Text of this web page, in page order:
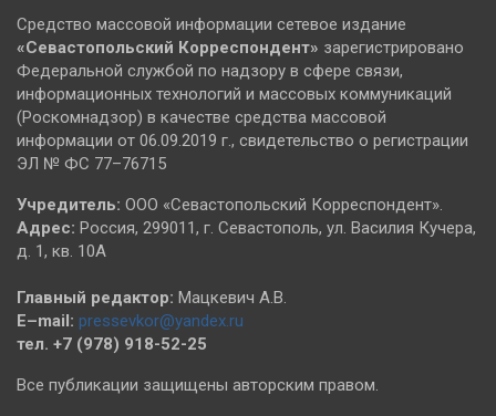
Средство массовой информации сетевое издание
«Севастопольский Корреспондент» зарегистрировано
Федеральной службой по надзору в сфере связи,
информационных технологий и массовых коммуникаций
(Роскомнадзор) в качестве средства массовой
информации от 06.09.2019 г., свидетельство о регистрации
ЭЛ № ФС 77–76715
Учредитель: ООО «Севастопольский Корреспондент».
Адрес: Россия, 299011, г. Севастополь, ул. Василия Кучера,
д. 1, кв. 10А
Главный редактор: Мацкевич А.В.
E–mail: pressevkor@yandex.ru
тел. +7 (978) 918-52-25
Все публикации защищены авторским правом.